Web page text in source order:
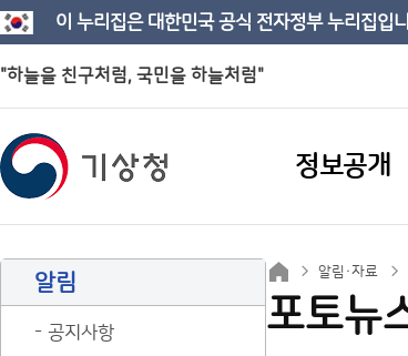
이 누리집은 대한민국 공식 전자정부 누리집입
"하늘을 친구처럼, 국민을 하늘처럼"
정보공개
알림
공지사항
알림·자료
포토뉴